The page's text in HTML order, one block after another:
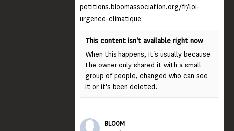
petitions.bloomassociation.org/fr/loi-
urgence-climatique
This content isn't available right now
When this happens, it's usually because
the owner only shared it with a small
group of people, changed who can see
it or it's been deleted.
BLOOM